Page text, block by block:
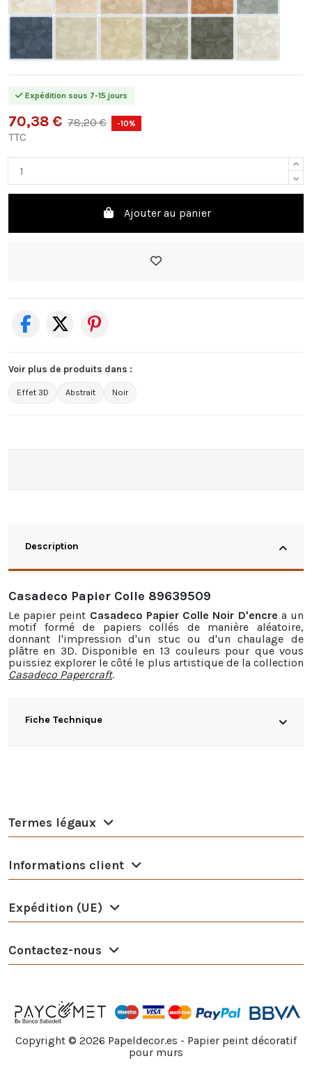
Expédition sous 7-15 jours
70,38 € 78,20 € -10%
TTC
Ajouter au panier
Voir plus de produits dans :
Effet 3D Abstrait Noir
Description
Casadeco Papier Colle 89639509
Le papier peint Casadeco Papier Colle Noir D'encre a un
motif formé de papiers collés de manière aléatoire,
donnant l'impression d'un stuc ou d'un chaulage de
plâtre en 3D. Disponible en 13 couleurs pour que vous
puissiez explorer le côté le plus artistique de la collection
Casadeco Papercraft.
Fiche Technique
Termes légaux
Informations client
Expédition (UE)
Contactez-nous
Copyright © 2026 Papeldecor.es - Papier peint décoratif
pour murs